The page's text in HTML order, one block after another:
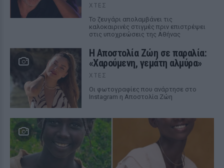
ΧΤΕΣ
Το ζευγάρι απολαμβάνει τις
καλοκαιρινές στιγμές πριν επιστρέψει
στις υποχρεώσεις της Αθήνας
Η Αποστολία Ζώη σε παραλία:
«Χαρούμενη, γεμάτη αλμύρα»
ΧΤΕΣ
Οι φωτογραφίες που ανάρτησε στο
Instagram η Αποστολία Ζώη